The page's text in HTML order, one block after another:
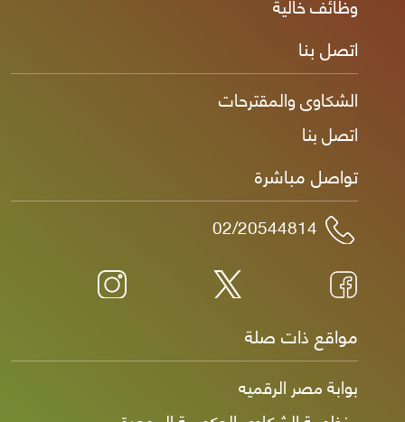
اتصل بنا
الشكاوى والمقترحات
اتصل بنا
تواصل مباشرة
مواقع ذات صلة
بوابة مصر الرقميه